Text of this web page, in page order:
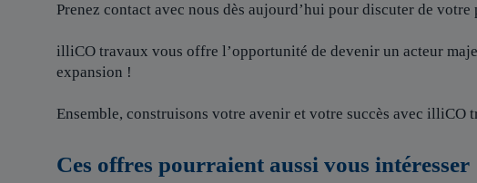
Prenez contact avec nous dès aujourd’hui pour discuter de
illiCO travaux vous offre l’opportunité de devenir un acteur
expansion !
Ensemble, construisons votre avenir et votre succès avec illiCO
Ces offres pourraient aussi vous intéresser